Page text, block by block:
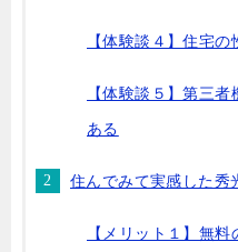
【体験談４】住宅
【体験談５】第三
ある
住んでみて実感した秀
【メリット１】無